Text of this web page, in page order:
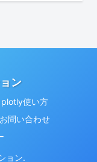
ン
plotly使い方
お問い合わせ
ョン.